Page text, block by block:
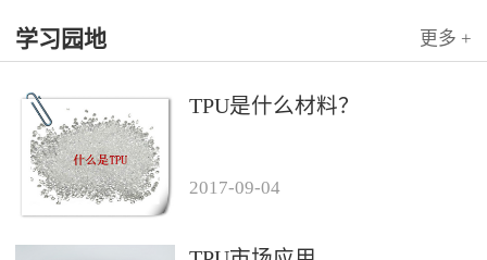
学习园地 更多 +
TPU是什么材料？
2017-09-04